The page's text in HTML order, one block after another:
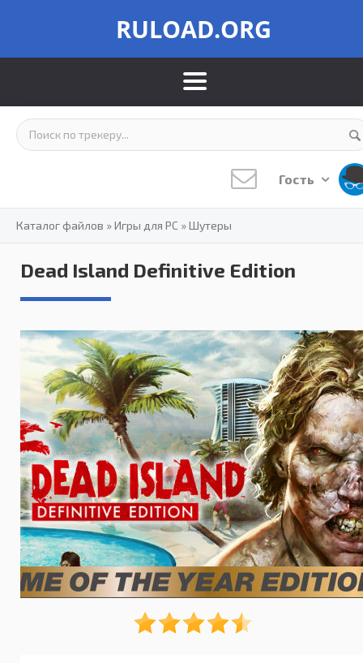
RULOAD.ORG
Гость
Каталог файлов »Игры для PC »Шутеры
Dead Island Definitive Edition